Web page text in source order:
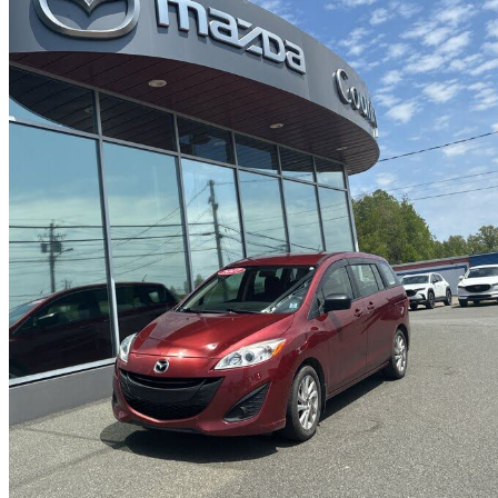
2017 Mazda MAZDA5
GS 93 017 km
11 499 $ Affaire
202 $/mois env.
New Glasgow, NS